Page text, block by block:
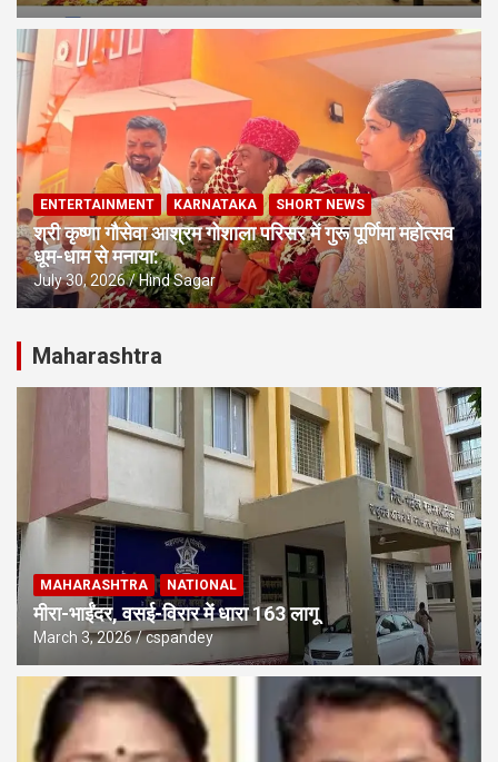
ENTERTAINMENT KARNATAKA SHORT NEWS
श्री कृष्णा गौसेवा आश्रम गोशाला परिसर में गुरू पूर्णिमा महोत्सव
धूम-धाम से मनाया:
July 30, 2026 Hind Sagar
Maharashtra
MAHARASHTRA NATIONAL
मीरा-भाईंदर, वसई-विरार में धारा 163 लागू
March 3, 2026 cspandey